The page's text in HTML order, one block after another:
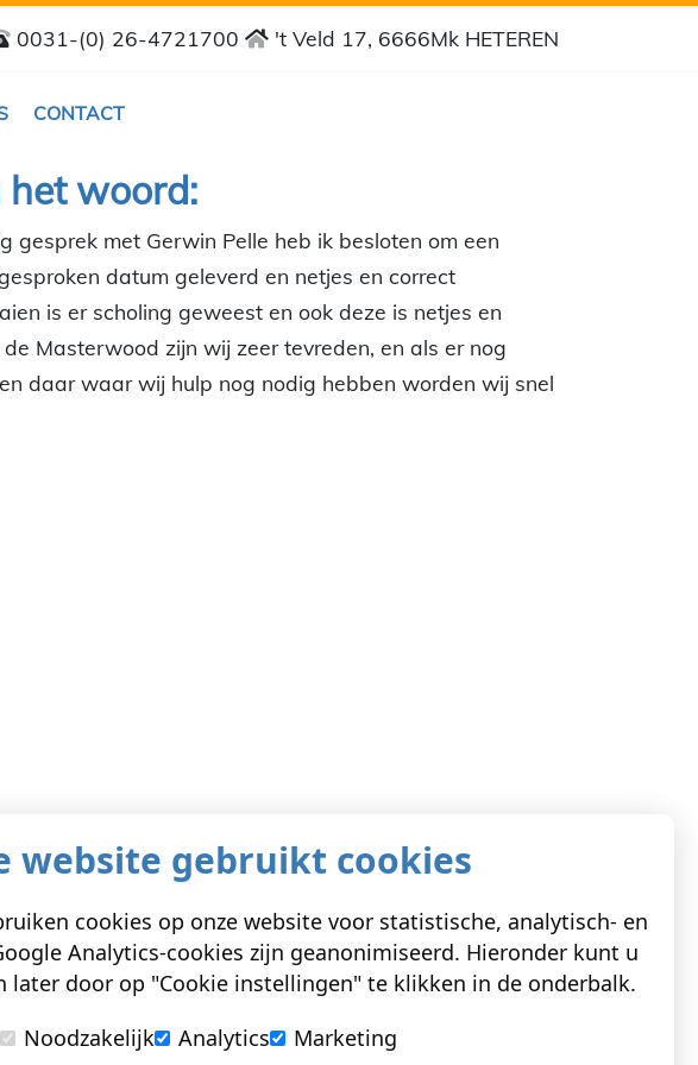
0031-(0) 26-4721700 't Veld 17, 6666Mk HETEREN
CONTACT
het woord:
met Gerwin Pelle heb ik besloten om een
datum geleverd en netjes en correct
is er scholing geweest en ook deze is netjes en
Masterwood zijn wij zeer tevreden, en als er nog
daar waar wij hulp nog nodig hebben worden wij snel
website gebruikt cookies
cookies op onze website voor statistische, analytisch- en
Analytics-cookies zijn geanonimiseerd. Hieronder kunt u
later door op "Cookie instellingen" te klikken in de onderbalk.
Noodzakelijk
Analytics Marketing